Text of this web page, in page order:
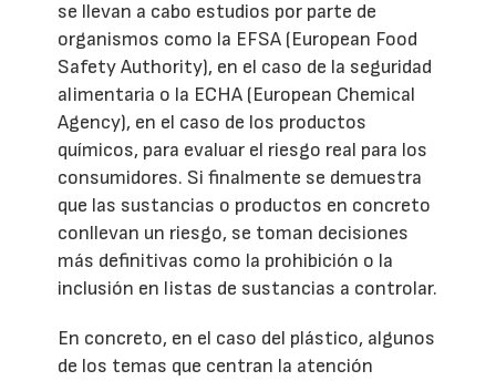
se llevan a cabo estudios por parte de
organismos como la EFSA (European Food
Safety Authority), en el caso de la seguridad
alimentaria o la ECHA (European Chemical
Agency), en el caso de los productos
químicos, para evaluar el riesgo real para los
consumidores. Si finalmente se demuestra
que las sustancias o productos en concreto
conllevan un riesgo, se toman decisiones
más definitivas como la prohibición o la
inclusión en listas de sustancias a controlar.
En concreto, en el caso del plástico, algunos
de los temas que centran la atención